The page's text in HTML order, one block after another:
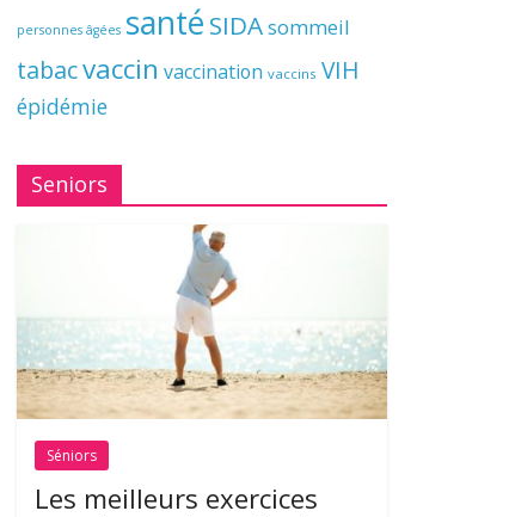
personnes âgées santé SIDAsommeil
tabacvaccin vaccination vaccins VIH
épidémie
Seniors
Séniors
Les meilleurs exercices